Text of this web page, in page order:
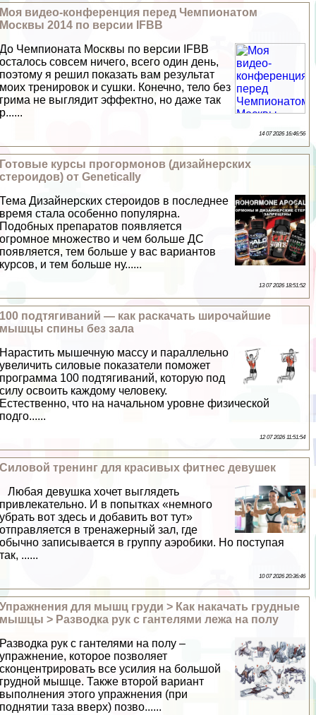
Моя видео-конференция перед Чемпионатом
Москвы 2014 по версии IFBB
До Чемпионата Москвы по версии IFBB
осталось совсем ничего, всего один день,
поэтому я решил показать вам результат
моих тренировок и сушки. Конечно, тело без
грима не выглядит эффектно, но даже так
р......
14 07 2026 16:46:56
Готовые курсы прогормонов (дизайнерских
стероидов) от Genetically
Тема Дизайнерских стероидов в последнее
время стала особенно популярна.
Подобных препаратов появляется
огромное множество и чем больше ДС
появляется, тем больше у вас вариантов
курсов, и тем больше ну......
13 07 2026 18:51:52
100 подтягиваний — как раскачать широчайшие
мышцы спины без зала
Нарастить мышечную массу и параллельно
увеличить силовые показатели поможет
программа 100 подтягиваний, которую под
силу освоить каждому человеку.
Естественно, что на начальном уровне физической
подго......
12 07 2026 11:51:54
Силовой тренинг для красивых фитнес дeвyшек
Любая дeвyшка хочет выглядеть
привлекательно. И в попытках «немного
убрать вот здесь и добавить вот тут»
отправляется в тренажерный зал, где
обычно записывается в группу аэробики. Но поступая
так, ......
10 07 2026 20:36:46
Упражнения для мышц гpyди > Как накачать грудные
мышцы > Разводка рук с гантелями лежа на полу
Разводка рук с гантелями на полу –
упражнение, которое позволяет
сконцентрировать все усилия на большой
грудной мышце. Также второй вариант
выполнения этого упражнения (при
поднятии таза вверх) позво......